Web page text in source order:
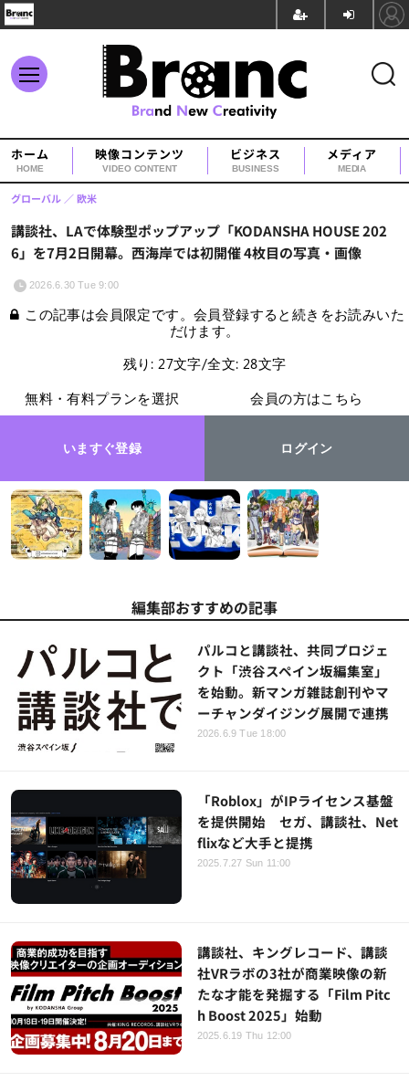
ホーム
HOME
映像コンテンツ
VIDEO CONTENT
ビジネス
BUSINESS
メディア
MEDIA
講談社、LAで体験型ポップアップ「KODANSHA HOUSE 202
6」を7月2日開幕。西海岸では初開催 4枚目の写真・画像
グローバル 欧米
2026.6.30 Tue 9:00
この記事は会員限定です。会員登録すると続きをお読みいた
だけます。
残り: 27文字/全文: 28文字
無料・有料プランを選択
いますぐ登録
会員の方はこちら
ログイン
編集部おすすめの記事
パルコと講談社、共同プロジェ
クト「渋谷スペイン坂編集室」
を始動。新マンガ雑誌創刊やマ
ーチャンダイジング展開で連携
2026.6.9 Tue 18:00
「Roblox」がIPライセンス基盤
を提供開始 セガ、講談社、Net
flixなど大手と提携
2025.7.27 Sun 11:00
講談社、キングレコード、講談
社VRラボの3社が商業映像の新
たな才能を発掘する「Film Pitc
h Boost 2025」始動
2025.6.19 Thu 12:00